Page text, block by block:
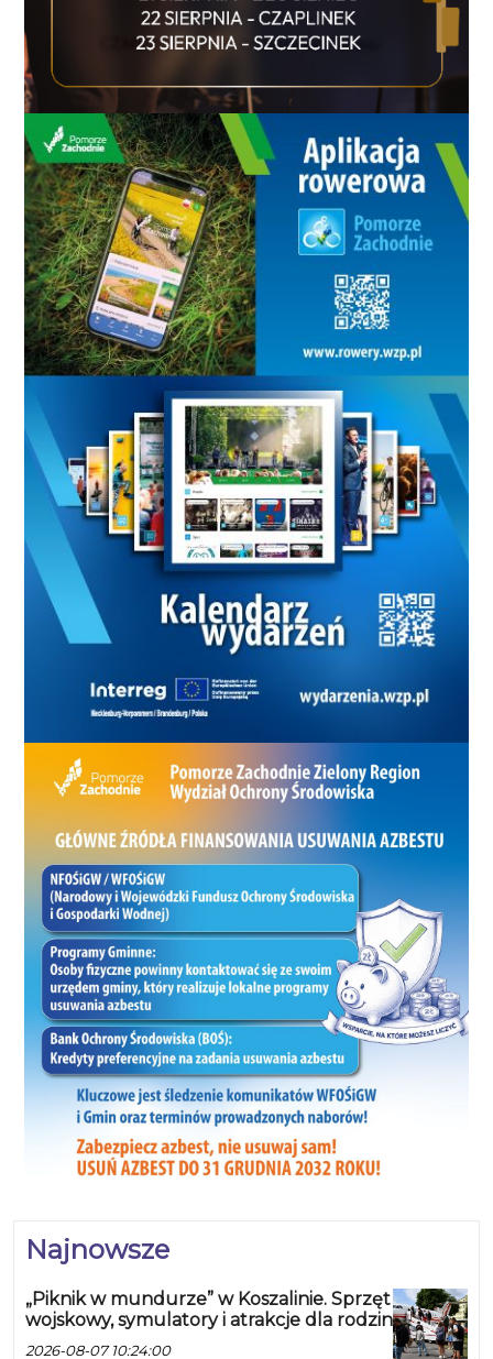
Najnowsze
„Piknik w mundurze” w Koszalinie. Sprzęt
wojskowy, symulatory i atrakcje dla rodzin
2026-08-07 10:24:00